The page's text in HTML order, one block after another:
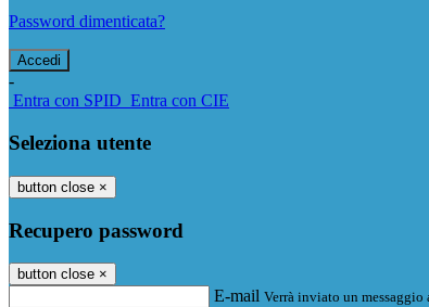
Password dimenticata?
-
Entra con SPID Entra con CIE
Seleziona utente
button close ×
Recupero password
button close ×
E-mail Verrà inviato un